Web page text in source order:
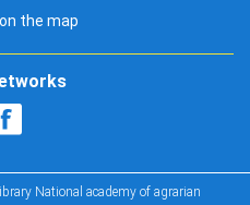
the map
National academy of agrarian